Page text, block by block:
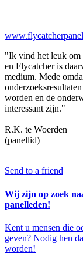
"Ik vind het leuk om
en Flycatcher is
medium. Mede
worden en de
interessant zijn."
R.K. te Woerden
(panellid)
Send to a friend
Wij zijn op zoek
panelleden!
Kent u mensen die
geven? Nodig hen
worden!